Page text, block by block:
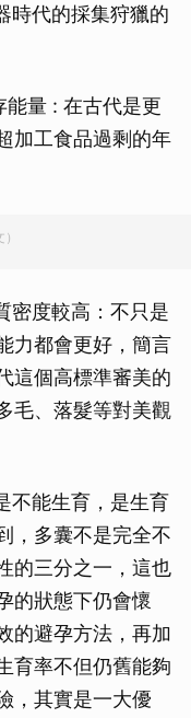
代的採集狩獵的
能量 : 在古代是更
加工食品過剩的年
密度較高：不只是
力都會更好，簡言
這個高標準審美的
毛、落髮等對美觀
不能生育，是生育
，多囊不是完全不
的三分之一，這也
的狀態下仍會懷
的避孕方法，再加
育率不但仍舊能夠
，其實是一大優